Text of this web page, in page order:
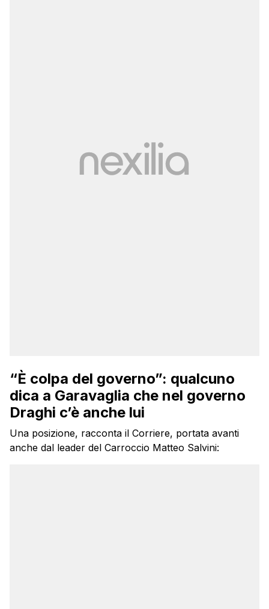
“È colpa del governo”: qualcuno
dica a Garavaglia che nel governo
Draghi c’è anche lui
Una posizione, racconta il Corriere, portata avanti
anche dal leader del Carroccio Matteo Salvini: